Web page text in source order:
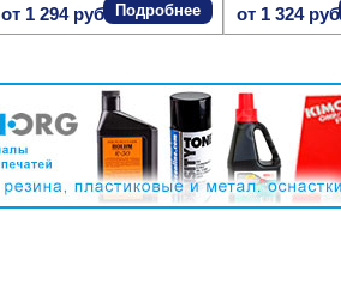
от 1 294 руб. Подробнее от 1 324 руб.